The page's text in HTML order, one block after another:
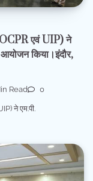
एवं UIP) ने
किया।इंदौर,
Read 0
ने एम.पी.